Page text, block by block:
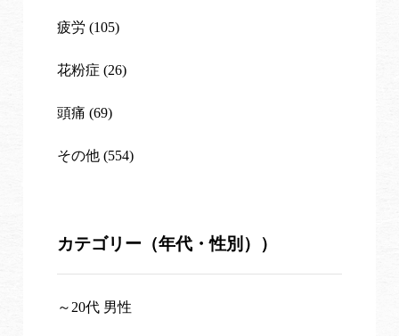
疲労 (105)
花粉症 (26)
頭痛 (69)
その他 (554)
カテゴリー（年代・性別））
～20代 男性